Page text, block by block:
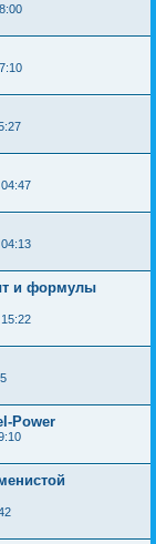
и формулы
Power